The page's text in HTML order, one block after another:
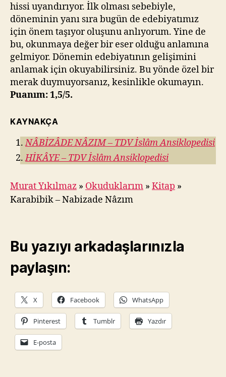
hissi uyandırıyor. İlk olması sebebiyle,
döneminin yanı sıra bugün de edebiyatımız
için önem taşıyor oluşunu anlıyorum. Yine de
bu, okunmaya değer bir eser olduğu anlamına
gelmiyor. Dönemin edebiyatının gelişimini
anlamak için okuyabilirsiniz. Bu yönde özel bir
merak duymuyorsanız, kesinlikle okumayın.
Puanım: 1,5/5.
KAYNAKÇA
NÂBİZÂDE NÂZIM – TDV İslâm Ansiklopedisi
HİKÂYE – TDV İslâm Ansiklopedisi
Murat Yıkılmaz » Okuduklarım » Kitap »
Karabibik – Nabizade Nâzım
Bu yazıyı arkadaşlarınızla
paylaşın:
X Facebook WhatsApp
Pinterest Tumblr Yazdır
E-posta